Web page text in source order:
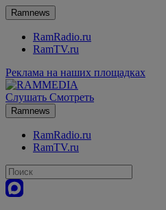
Ramnews
RamRadio.ru
RamTV.ru
Реклама на наших площадках
Слушать Смотреть
Ramnews
RamRadio.ru
RamTV.ru